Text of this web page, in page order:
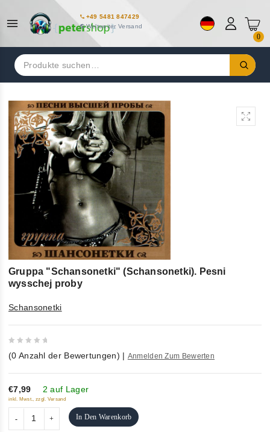
+49 5481 847429
Weltweiter Versand
0
Suchen
nach:
Gruppa "Schansonetki" (Schansonetki). Pesni
wysschej proby
Schansonetki
out
of
5
(0 Anzahl der Bewertungen) | Anmelden Zum Bewerten
€7,99 2 auf Lager
inkl. Mwst., zzgl. Versand
In Den Warenkorb